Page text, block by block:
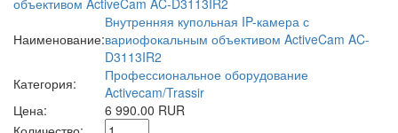
Наименование:
Внутренняя купольная IP-камера с
вариофокальным объективом ActiveCam AC-
D3113IR2
Категория:
Профессиональное оборудование
Activecam/Trassir
Цена:
6 990.00 RUR